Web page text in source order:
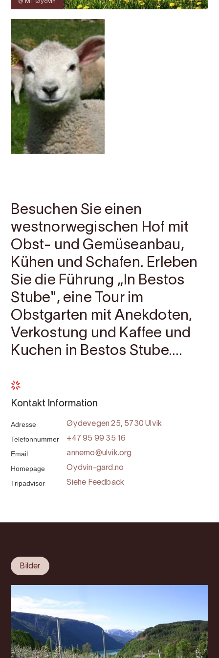
@ MT Øydvin
Besuchen Sie einen
westnorwegischen Hof mit
Obst- und Gemüseanbau,
Kühen und Schafen. Erleben
Sie die Führung „In Bestos
Stube", eine Tour im
Obstgarten mit Anekdoten,
Verkostung und Kaffee und
Kuchen in Bestos Stube....
Kontakt Information
Adresse Øydevegen 25, 5730 Ulvik
Telefonnummer +47 95 99 35 16
Email annemo@ulvik.org
Homepage Oydvin-gard.no
Tripadvisor Siehe Feedback
Bilder